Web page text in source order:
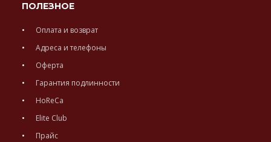
ПОЛЕЗНОЕ
Оплата и возврат
Адреса и телефоны
Оферта
Гарантия подлинности
HoReCa
Elite Club
Прайс